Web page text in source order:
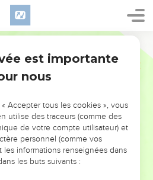
L’ÉVÉNEMENT
!
POUVAIENT VOUS ÉVITER LES
VOTRES ?
est importante
nous
Accepter tous les cookies », vous
utilise des traceurs (comme des
de votre compte utilisateur) et
personnel (comme vos
informations renseignées dans
les buts suivants :